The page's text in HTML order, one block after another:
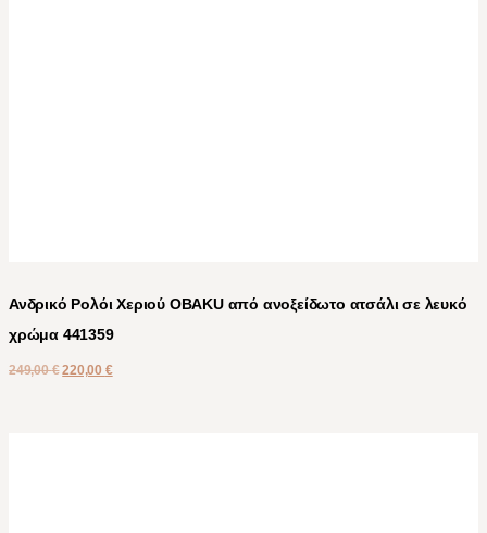
Ανδρικό Ρολόι Χεριού OBAKU από ανοξείδωτο ατσάλι σε λευκό
χρώμα 441359
249,00€ 220,00 €